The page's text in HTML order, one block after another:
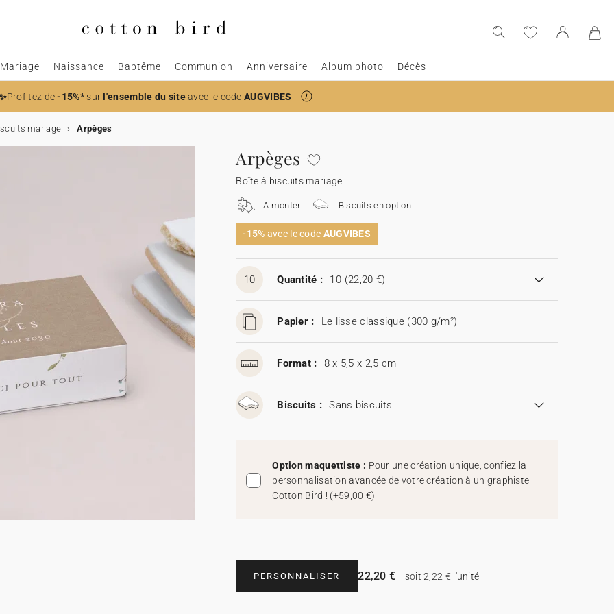
Mariage Naissance Baptême Communion Anniversaire Album photo Décès
Profitez de-15%*surl'ensemble du siteavec le code AUGVIBES
mariage Arpèges
Arpèges
Boîte à biscuits mariage
A monter Biscuits en option
-15% avec le code AUGVIBES
10 Quantité : 10 (22,20 €)
Papier : Le lisse classique (300 g/m²)
Format : 8 x 5,5 x 2,5 cm
Biscuits : Sans biscuits
Option maquettiste : Pour une création unique, confiez la
personnalisation avancée de votre création à un graphiste
Cotton Bird ! (+59,00 €)
PERSONNALISER 22,20 € soit 2,22 € l'unité